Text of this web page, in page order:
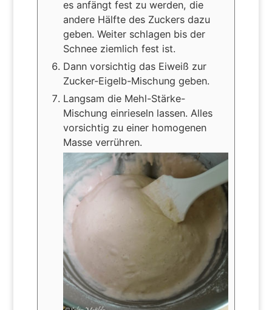
es anfängt fest zu werden, die
andere Hälfte des Zuckers dazu
geben. Weiter schlagen bis der
Schnee ziemlich fest ist.
Dann vorsichtig das Eiweiß zur
Zucker-Eigelb-Mischung geben.
Langsam die Mehl-Stärke-
Mischung einrieseln lassen. Alles
vorsichtig zu einer homogenen
Masse verrühren.